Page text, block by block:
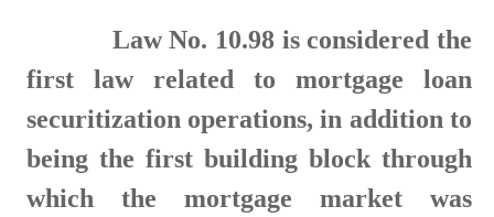
Law No. 10.98 is considered the
first law related to mortgage loan
securitization operations, in addition to
being the first building block through
which the mortgage market was